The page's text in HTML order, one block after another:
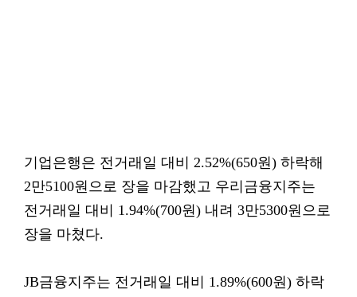
기업은행은 전거래일 대비 2.52%(650원) 하락해
2만5100원으로 장을 마감했고 우리금융지주는
전거래일 대비 1.94%(700원) 내려 3만5300원으로
장을 마쳤다.
JB금융지주는 전거래일 대비 1.89%(600원) 하락